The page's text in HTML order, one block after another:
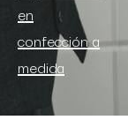
en
confección a
medida